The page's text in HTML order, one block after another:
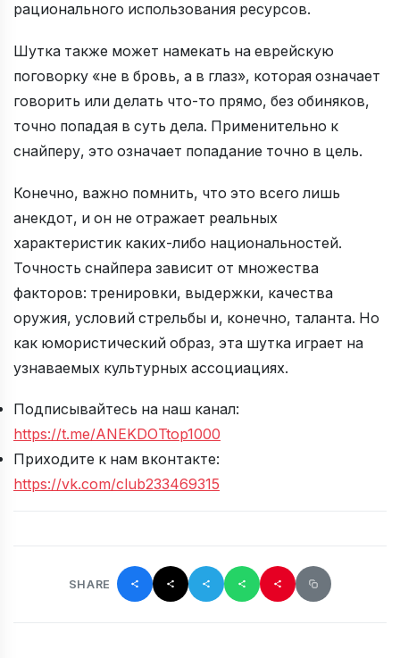
рационального использования ресурсов.
Шутка также может намекать на еврейскую
поговорку «не в бровь, а в глаз», которая означает
говорить или делать что-то прямо, без обиняков,
точно попадая в суть дела. Применительно к
снайперу, это означает попадание точно в цель.
Конечно, важно помнить, что это всего лишь
анекдот, и он не отражает реальных
характеристик каких-либо национальностей.
Точность снайпера зависит от множества
факторов: тренировки, выдержки, качества
оружия, условий стрельбы и, конечно, таланта. Но
как юмористический образ, эта шутка играет на
узнаваемых культурных ассоциациях.
Подписывайтесь на наш канал:
https://t.me/ANEKDOTtop1000
Приходите к нам вконтакте:
https://vk.com/club233469315
SHARE